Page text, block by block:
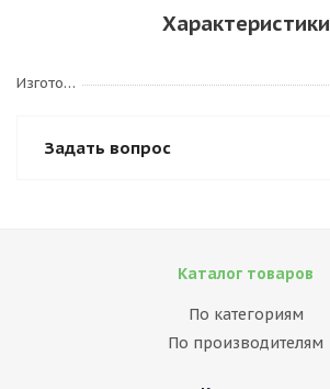
Характеристики
Изготовитель
Задать вопрос
Каталог товаров
По категориям
По производителям